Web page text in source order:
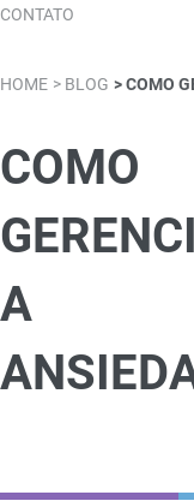
CONTATO
HOME > BLOG > COMO
COMO
A